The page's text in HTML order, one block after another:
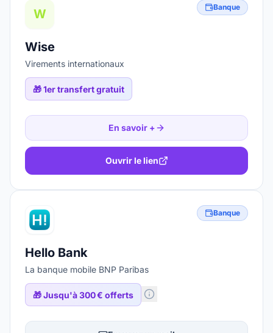
W Banque
Wise
Virements internationaux
🎁1er transfert gratuit
En savoir +
Ouvrir le lien
Banque
Hello Bank
La banque mobile BNP Paribas
🎁Jusqu'à 300 € offerts